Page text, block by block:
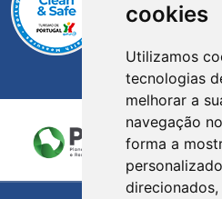
cookies
Utilizamos
tecnologias
melhorar a
navegação
forma a